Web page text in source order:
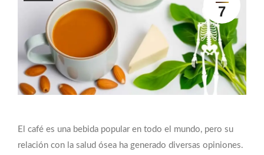
7
El café es una bebida popular en todo el mundo, pero su
relación con la salud ósea ha generado diversas opiniones.